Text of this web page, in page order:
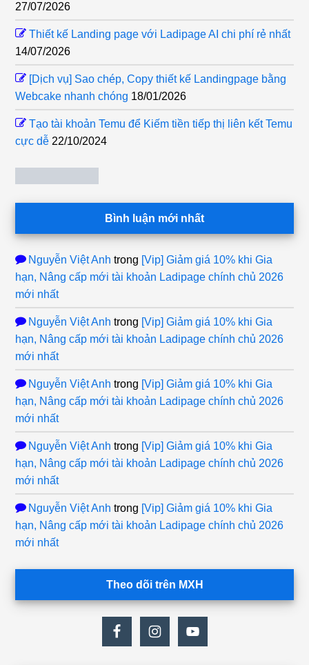
27/07/2026
Thiết kế Landing page với Ladipage AI chi phí rẻ nhất
14/07/2026
[Dịch vụ] Sao chép, Copy thiết kế Landingpage bằng
Webcake nhanh chóng 18/01/2026
Tạo tài khoản Temu để Kiếm tiền tiếp thị liên kết Temu
cực dễ 22/10/2024
Bình luận mới nhất
Nguyễn Việt Anh trong [Vip] Giảm giá 10% khi Gia
hạn, Nâng cấp mới tài khoản Ladipage chính chủ 2026
mới nhất
Nguyễn Việt Anh trong [Vip] Giảm giá 10% khi Gia
hạn, Nâng cấp mới tài khoản Ladipage chính chủ 2026
mới nhất
Nguyễn Việt Anh trong [Vip] Giảm giá 10% khi Gia
hạn, Nâng cấp mới tài khoản Ladipage chính chủ 2026
mới nhất
Nguyễn Việt Anh trong [Vip] Giảm giá 10% khi Gia
hạn, Nâng cấp mới tài khoản Ladipage chính chủ 2026
mới nhất
Nguyễn Việt Anh trong [Vip] Giảm giá 10% khi Gia
hạn, Nâng cấp mới tài khoản Ladipage chính chủ 2026
mới nhất
Theo dõi trên MXH